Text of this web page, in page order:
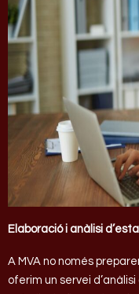
Elaboració i anàlisi
A MVA no només
oferim un servei